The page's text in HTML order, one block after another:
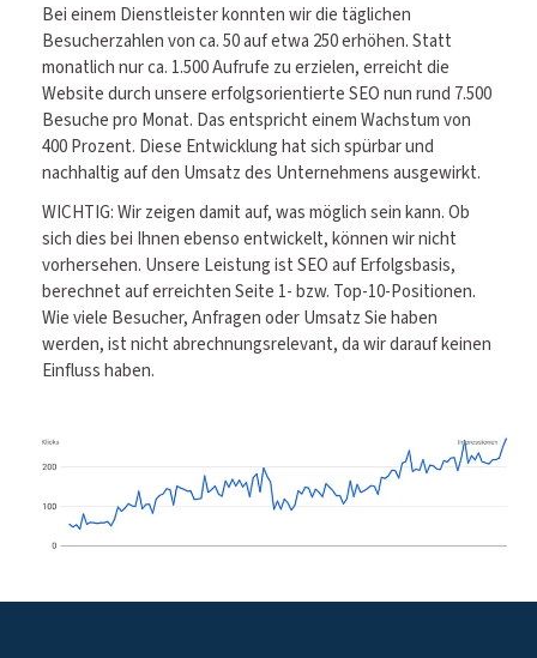
Bei einem Dienstleister konnten wir die täglichen
Besucherzahlen von ca. 50 auf etwa 250 erhöhen. Statt
monatlich nur ca. 1.500 Aufrufe zu erzielen, erreicht die
Website durch unsere erfolgsorientierte SEO nun rund 7.500
Besuche pro Monat. Das entspricht einem Wachstum von
400 Prozent. Diese Entwicklung hat sich spürbar und
nachhaltig auf den Umsatz des Unternehmens ausgewirkt.
WICHTIG: Wir zeigen damit auf, was möglich sein kann. Ob
sich dies bei Ihnen ebenso entwickelt, können wir nicht
vorhersehen. Unsere Leistung ist SEO auf Erfolgsbasis,
berechnet auf erreichten Seite 1- bzw. Top-10-Positionen.
Wie viele Besucher, Anfragen oder Umsatz Sie haben
werden, ist nicht abrechnungsrelevant, da wir darauf keinen
Einfluss haben.